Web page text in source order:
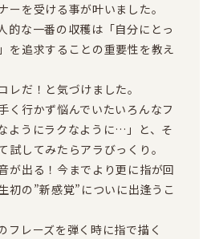
ーを受ける事が叶いました。
的な一番の収穫は「自分にとっ
を追求することの重要性を教え
レだ！と気づけました。
く行かず悩んでいたいろんなフ
ようにラクなように…」と、そ
試してみたらアラびっくり。
が出る！今までより更に指が回
初の”新感覚”についに出逢うこ
フレーズを弾く時に指で描く